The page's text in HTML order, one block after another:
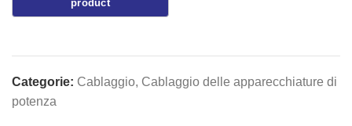
Categorie: Cablaggio, Cablaggio delle apparecchiature di
potenza